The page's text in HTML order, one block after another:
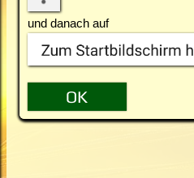
und danach auf